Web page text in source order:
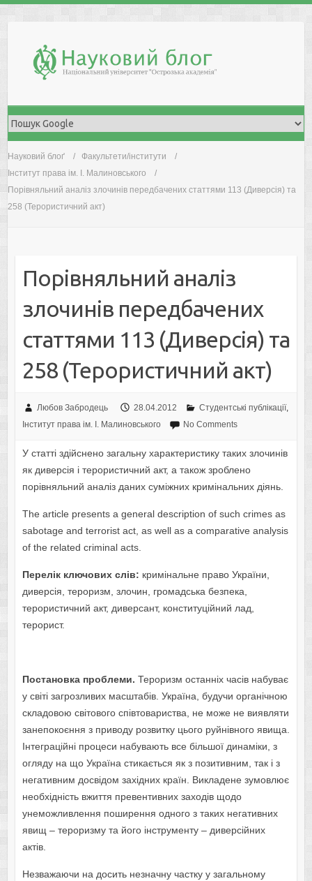
Науковий блоґ
Факультети/інститути
Інститут права ім. І. Малиновського
Порівняльний аналіз злочинів передбачених статтями 113 (Диверсія) та
258 (Терористичний акт)
Порівняльний аналіз
злочинів передбачених
статтями 113 (Диверсія) та
258 (Терористичний акт)
Любов Забродець 28.04.2012 Студентські публікації,
Інститут права ім. І. Малиновського
No Comments
У статті здійснено загальну характеристику таких злочинів
як диверсія і терористичний акт, а також зроблено
порівняльний аналіз даних суміжних кримінальних діянь.
The article presents a general description of such crimes as
sabotage and terrorist act, as well as a comparative analysis
of the related criminal acts.
Перелік ключових слів: кримінальне право України,
диверсія, тероризм, злочин, громадська безпека,
терористичний акт, диверсант, конституційний лад,
терорист.
Постановка проблеми. Тероризм останніх часів набуває
у світі загрозливих масштабів. Україна, будучи органічною
складовою світового співтовариства, не може не виявляти
занепокоєння з приводу розвитку цього руйнівного явища.
Інтеграційні процеси набувають все більшої динаміки, з
огляду на що Україна стикається як з позитивним, так і з
негативним досвідом західних країн. Викладене зумовлює
необхідність вжиття превентивних заходів щодо
унеможливлення поширення одного з таких негативних
явищ – тероризму та його інструменту – диверсійних
актів.
Незважаючи на досить незначну частку у загальному